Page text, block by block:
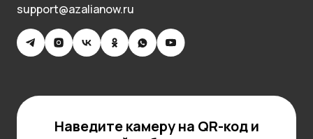
support@azalianow.ru
Наведите камеру на QR-код и